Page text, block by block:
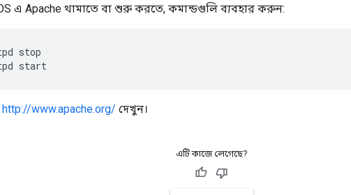
এ Apache থামাতে বা শুরু করতে, কমান্ডগুলি ব্যবহার করুন:
stop
start
http://www.apache.org/ দেখুন।
এটি কাজে লেগেছে?